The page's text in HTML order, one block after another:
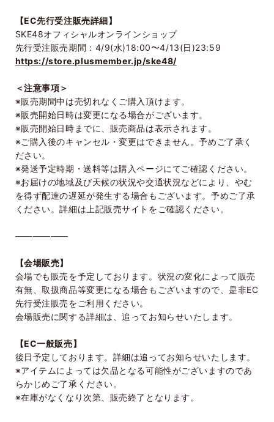
【EC先行受注販売詳細】
SKE48オフィシャルオンラインショップ
先行受注販売期間：4/9(水)18:00〜4/13(日)23:59
https://store.plusmember.jp/ske48/
＜注意事項＞
※販売期間中は売切れなくご購入頂けます。
※販売開始日時は変更になる場合がございます。
※販売開始日時までに、販売商品は表示されます。
※ご購入後のキャンセル・変更はできません。予めご了承く
ださい。
※発送予定時期・送料等は購入ページにてご確認ください。
※お届けの地域及び天候の状況や交通状況などにより、やむ
を得ず配達の遅延が発生する場合もございます。予めご了承
ください。詳細は上記販売サイトをご確認ください。
――――――
【会場販売】
会場でも販売を予定しております。状況の変化によって販売
有無、取扱商品等変更になる場合もございますので、是非EC
先行受注販売をご利用ください。
会場販売に関する詳細は、追ってお知らせいたします。
【EC一般販売】
後日予定しております。詳細は追ってお知らせいたします。
※アイテムによっては欠品となる可能性がございますのであ
らかじめご了承ください。
※在庫がなくなり次第、販売終了となります。